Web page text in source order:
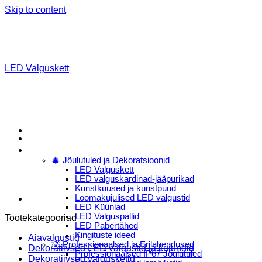
Skip to content
🎄 Jõulutuled ja Dekoratsioonid
LED Valguskett
LED valguskardinad-jääpurikad
Kunstkuused ja kunstpuud
Loomakujulised LED valgustid
LED Küünlad
LED Valguspallid
LED Pabertähed
Kingituste ideed
💡 Professionaalsed ja Erilahendused
Professionaalsed IP67 Jõulutuled
LED Valguskett
Tootekategooriad
Aiavalgustid
Dekoratiivsed LED valgustid ja kujundid
Dekoratiivsed valgusketid